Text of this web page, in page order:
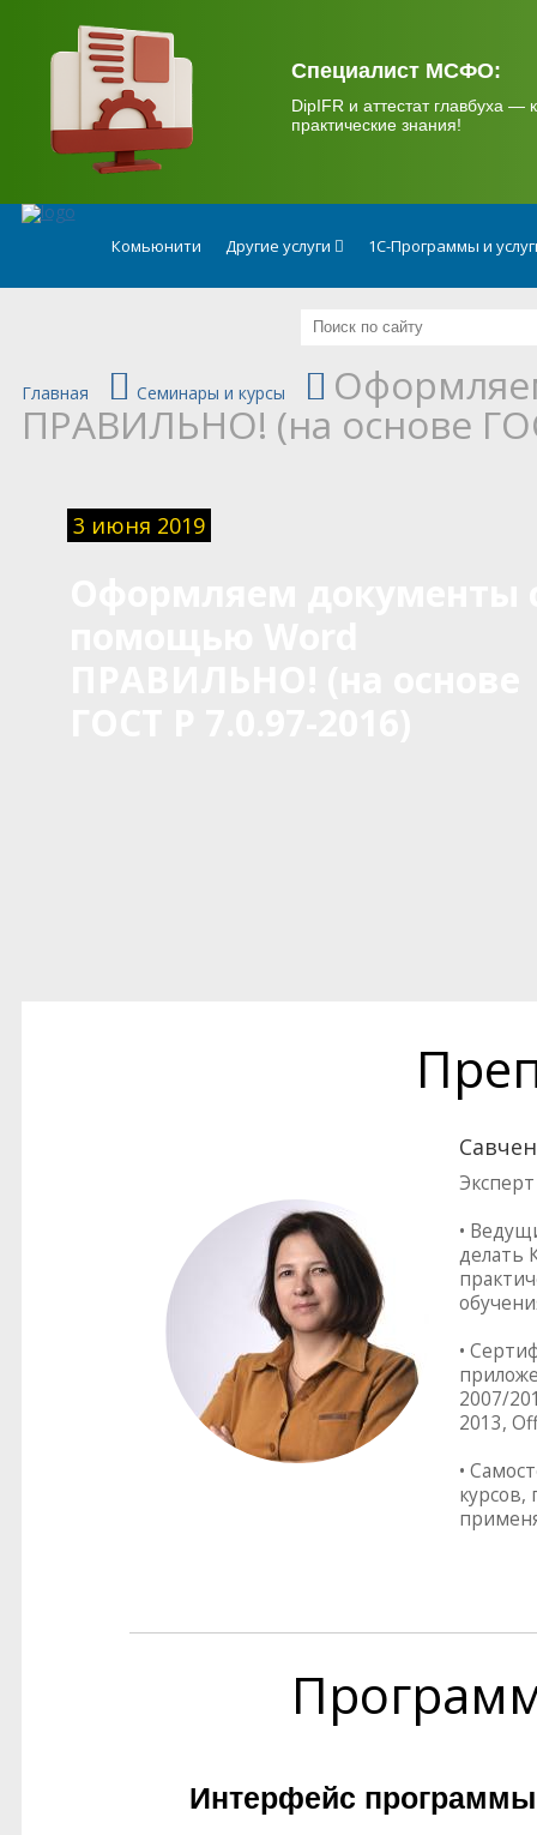
Специалист МСФО:
DipIFR и аттестат главбуха —
практические знания!
Комьюнити Другие услуги 1С-Программы и
Главная Семинары и курсы
ПРАВИЛЬНО! (на основе
3 июня 2019
•
делать
•
2007/
2013,
•
курсов,